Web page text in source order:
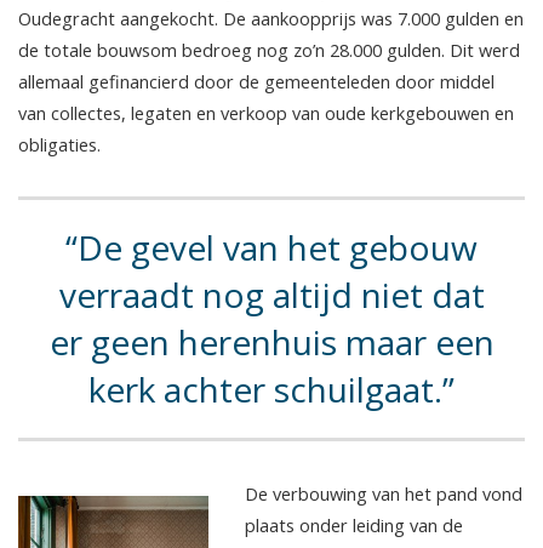
Oudegracht aangekocht. De aankoopprijs was 7.000 gulden en
de totale bouwsom bedroeg nog zo’n 28.000 gulden. Dit werd
allemaal gefinancierd door de gemeenteleden door middel
van collectes, legaten en verkoop van oude kerkgebouwen en
obligaties.
De gevel van het gebouw
verraadt nog altijd niet dat
er geen herenhuis maar een
kerk achter schuilgaat.
De verbouwing van het pand vond
plaats onder leiding van de